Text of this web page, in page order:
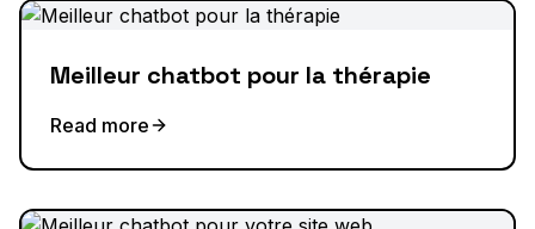
Meilleur chatbot pour la thérapie
Read more